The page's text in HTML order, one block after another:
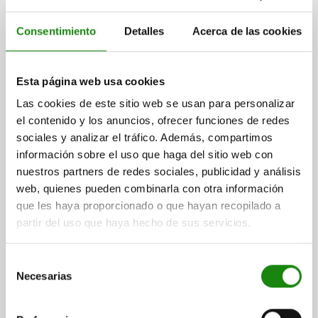
Consentimiento Detalles Acerca de las cookies
Esta página web usa cookies
Las cookies de este sitio web se usan para personalizar
el contenido y los anuncios, ofrecer funciones de redes
sociales y analizar el tráfico. Además, compartimos
información sobre el uso que haga del sitio web con
nuestros partners de redes sociales, publicidad y análisis
web, quienes pueden combinarla con otra información
que les haya proporcionado o que hayan recopilado a
partir del uso que haya hecho de sus servicios.
Necesarias